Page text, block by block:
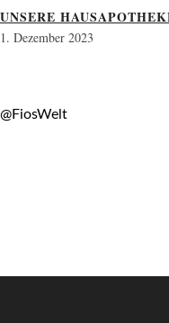
UNSERE
1. Dezember 2023
@FiosWelt